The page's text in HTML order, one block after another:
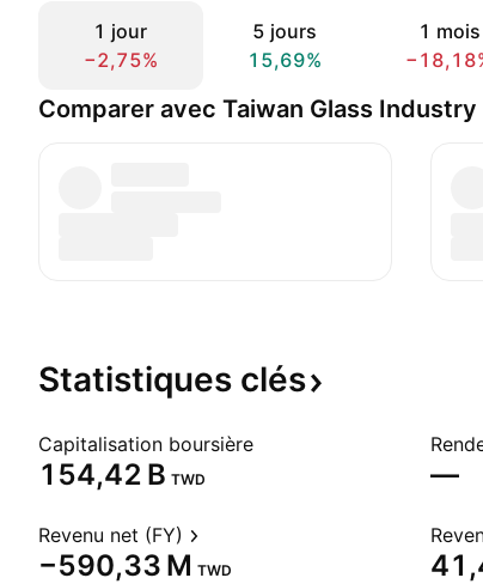
1 jour
−2,75%
5 jours
15,69%
1 mois
Comparer avec Taiwan Glass Industry
Statistiques clés
Capitalisation boursière
‪154,42 B‬ TWD —
Revenu net (FY)
‪−590,33 M‬ TWD